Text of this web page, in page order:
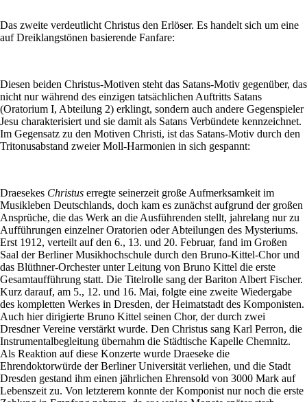
Das zweite verdeutlicht Christus den Erlöser. Es handelt sich um eine
auf Dreiklangstönen basierende Fanfare:
Diesen beiden Christus-Motiven steht das Satans-Motiv gegenüber, das
nicht nur während des einzigen tatsächlichen Auftritts Satans
(Oratorium I, Abteilung 2) erklingt, sondern auch andere Gegenspieler
Jesu charakterisiert und sie damit als Satans Verbündete kennzeichnet.
Im Gegensatz zu den Motiven Christi, ist das Satans-Motiv durch den
Tritonusabstand zweier Moll-Harmonien in sich gespannt:
Draesekes Christus erregte seinerzeit große Aufmerksamkeit im
Musikleben Deutschlands, doch kam es zunächst aufgrund der großen
Ansprüche, die das Werk an die Ausführenden stellt, jahrelang nur zu
Aufführungen einzelner Oratorien oder Abteilungen des Mysteriums.
Erst 1912, verteilt auf den 6., 13. und 20. Februar, fand im Großen
Saal der Berliner Musikhochschule durch den Bruno-Kittel-Chor und
das Blüthner-Orchester unter Leitung von Bruno Kittel die erste
Gesamtaufführung statt. Die Titelrolle sang der Bariton Albert Fischer.
Kurz darauf, am 5., 12. und 16. Mai, folgte eine zweite Wiedergabe
des kompletten Werkes in Dresden, der Heimatstadt des Komponisten.
Auch hier dirigierte Bruno Kittel seinen Chor, der durch zwei
Dresdner Vereine verstärkt wurde. Den Christus sang Karl Perron, die
Instrumentalbegleitung übernahm die Städtische Kapelle Chemnitz.
Als Reaktion auf diese Konzerte wurde Draeseke die
Ehrendoktorwürde der Berliner Universität verliehen, und die Stadt
Dresden gestand ihm einen jährlichen Ehrensold von 3000 Mark auf
Lebenszeit zu. Von letzterem konnte der Komponist nur noch die erste